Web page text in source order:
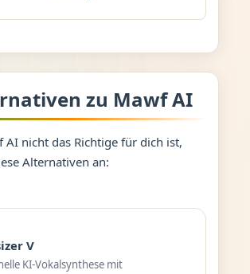
zu Mawf AI
AI nicht das Richtige für dich ist,
Alternativen an:
V
KI-Vokalsynthese mit